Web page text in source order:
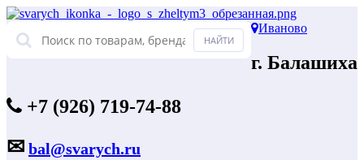
Иваново
г. Балашиха
+7 (926) 719-74-88
✉ bal@svarych.ru